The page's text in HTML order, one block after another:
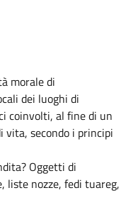
morale di
dei luoghi di
coinvolti, al fine di un
secondo i principi
Oggetti di
liste nozze, fedi tuareg,